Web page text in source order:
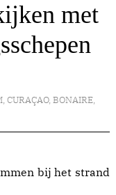
met
, CURAÇAO, BONAIRE,
bij het strand